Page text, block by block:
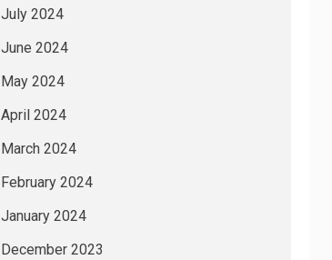
July 2024
June 2024
May 2024
April 2024
March 2024
February 2024
January 2024
December 2023